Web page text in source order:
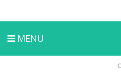
MENU